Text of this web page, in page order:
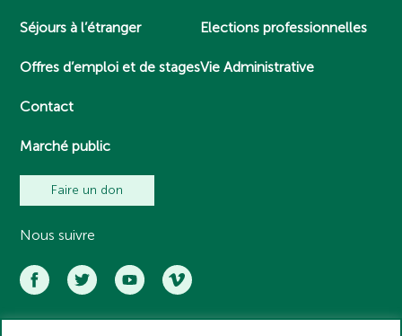
Séjours à l’étranger
Offres d’emploi et de stages
Contact
Marché public
Elections professionnelles
Vie Administrative
Faire un don
Nous suivre